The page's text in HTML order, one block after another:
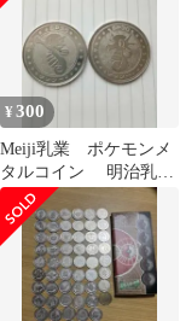
¥300
Meiji乳業 ポケモンメ
タルコイン 明治乳
業 メダル タッツ
ー まとめ売り